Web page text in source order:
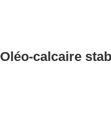
calcaire